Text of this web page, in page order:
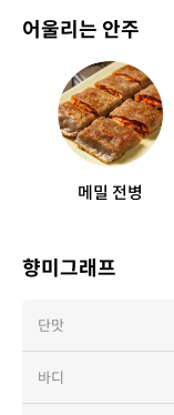
어울리는 안주
메밀 전병
향미그래프
단맛
바디